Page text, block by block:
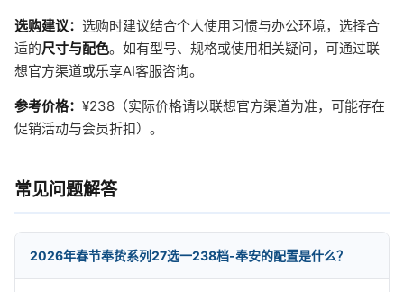
选购建议： 选购时建议结合个人使用习惯与办公环境，选择合
适的尺寸与配色。如有型号、规格或使用相关疑问，可通过联
想官方渠道或乐享AI客服咨询。
参考价格： ¥238（实际价格请以联想官方渠道为准，可能存在
促销活动与会员折扣）。
常见问题解答
2026年春节奉贽系列27选一238档-奉安的配置是什么？